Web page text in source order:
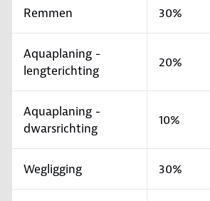
Remmen 30%
Aquaplaning -
lengterichting
20%
Aquaplaning -
dwarsrichting
10%
Wegligging 30%